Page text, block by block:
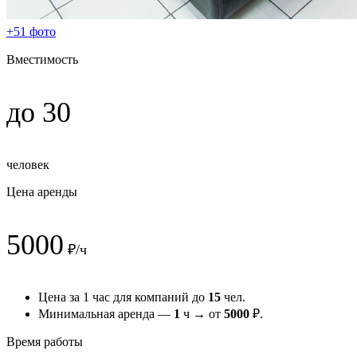
+51 фото
Вместимость
до 30
человек
Цена аренды
5000 ₽/ч
Цена за 1 час для компаний до 15 чел.
Минимальная аренда — 1 ч → от 5000 ₽.
Время работы